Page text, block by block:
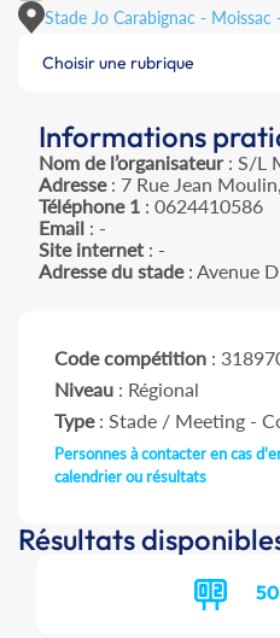
Stade Jo Carabignac - Moissac
Choisir une rubrique
Informations
Nom de l’organisateur: S/L
Adresse: 7 Rue Jean
Téléphone 1 : 0624410586
Email : -
Site internet : -
Adresse du stade: Avenue
Code compétition :
Niveau : Régional
Type: Stade / Meeting -
Personnes à contacter en cas
calendrier ou résultats
Résultats